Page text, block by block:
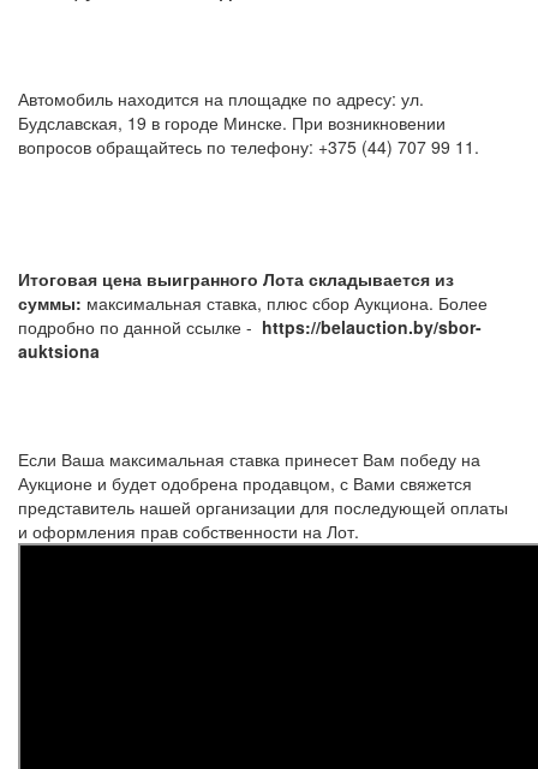
Автомобиль находится на площадке по адресу: ул.
Будславская, 19 в городе Минске. При возникновении
вопросов обращайтесь по телефону: +375 (44) 707 99 11.
Итоговая цена выигранного Лота складывается из
суммы: максимальная ставка, плюс сбор Аукциона. Более
подробно по данной ссылке - https://belauction.by/sbor-
auktsiona
Если Ваша максимальная ставка принесет Вам победу на
Аукционе и будет одобрена продавцом, с Вами свяжется
представитель нашей организации для последующей оплаты
и оформления прав собственности на Лот.